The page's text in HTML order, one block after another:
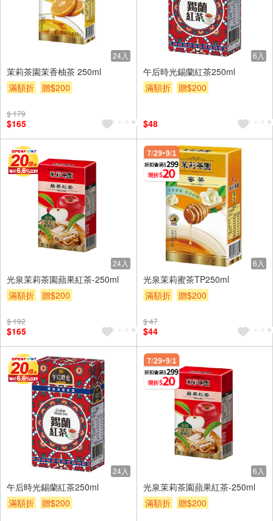
24入
茉莉茶園茉香柚茶 250ml
滿額折
贈$200
$ 179
$165
6入
午后時光錫蘭紅茶250ml
滿額折
贈$200
$48
24入
光泉茉莉茶園蘋果紅茶-250ml
滿額折
贈$200
$ 192
$165
6入
光泉茉莉蜜茶TP250ml
滿額折
贈$200
$ 47
$44
24入
午后時光錫蘭紅茶250ml
滿額折
贈$200
6入
光泉茉莉茶園蘋果紅茶-250ml
滿額折
贈$200